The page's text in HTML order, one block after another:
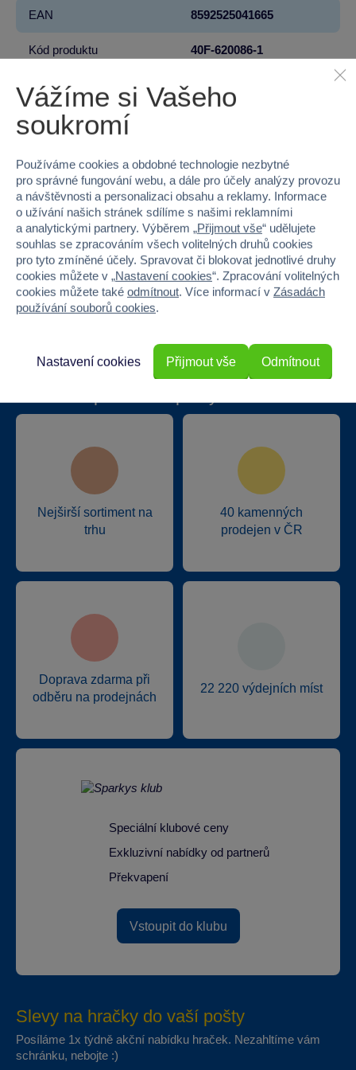
EAN 8592525041665
Kód produktu 40F-620086-1
Značka Sparkys
Věk od
Šířka
Výška 14
Hloubka 1.5
Hmotnost v gramech 9
Nejširší sortiment na
trhu
40 kamenných
prodejen v ČR
Doprava zdarma při
odběru na prodejnách
22 220 výdejních míst
Speciální klubové ceny
Exkluzivní nabídky od partnerů
Překvapení
Vstoupit do klubu
Slevy na hračky do vaší pošty
Posíláme 1x týdně akční nabídku hraček. Nezahltíme vám
schránku, nebojte :)
Vážíme si Vašeho
soukromí
Používáme cookies a obdobné technologie nezbytné
pro správné fungování webu, a dále pro účely analýzy provozu
a návštěvnosti a personalizaci obsahu a reklamy. Informace
o užívání našich stránek sdílíme s našimi reklamními
a analytickými partnery. Výběrem „Přijmout vše“ udělujete
souhlas se zpracováním všech volitelných druhů cookies
pro tyto zmíněné účely. Spravovat či blokovat jednotlivé druhy
cookies můžete v „Nastavení cookies“. Zpracování volitelných
cookies můžete také odmítnout. Více informací v Zásadách
používání souborů cookies.
Odmítnout
Nastavení cookies Přijmout vše